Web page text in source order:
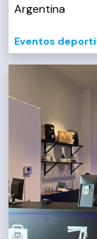
Argentina
Eventos